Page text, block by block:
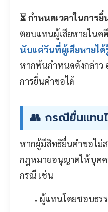
⏳ กำหนดเวลาในการ
ตอบแทนผู้เสียหายในค
นับแต่วันที่ผู้เสียหายได้
หากพ้นกำหนดดังกล่าว
การยื่นคำขอได้
👥 กรณียื่นแทน
หากผู้มีสิทธิยื่นคำขอไม่
กฎหมายอนุญาตให้บุค
กรณี เช่น
ผู้แทนโดยชอบธร